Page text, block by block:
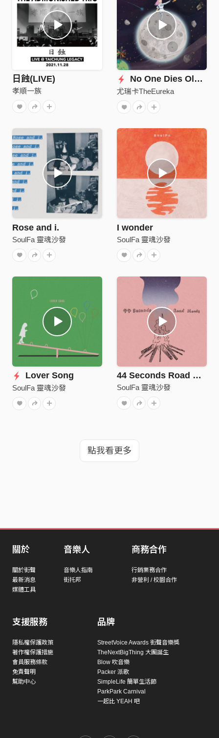
日蝕(LIVE)
孝順一族
No One Dies Old (年少已逝）
尤瑞卡TheEureka
Rose and i.
SoulFa 靈魂沙發
I wonder
SoulFa 靈魂沙發
Lover Song
SoulFa 靈魂沙發
44 Seconds Road Movie
SoulFa 靈魂沙發
點我看更多
關於
關於街聲
最新消息
媒體工具
音樂人
音樂人指南
街托邦
商務合作
行銷業務合作
非營利 / 校園合作
支援服務
隱私權保護政策
著作權保護措施
會員服務條款
免責聲明
幫助中心
品牌
StreetVoice Awards 街聲音樂獎
TheNextBigThing 大團誕生
Blow 吹音樂
Packer 派歌
SimpleLife 簡單生活節
ParkPark Carnival
一起比 YEAH 吧